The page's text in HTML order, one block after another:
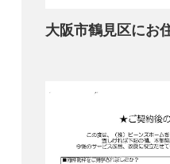
大阪市鶴見区にお